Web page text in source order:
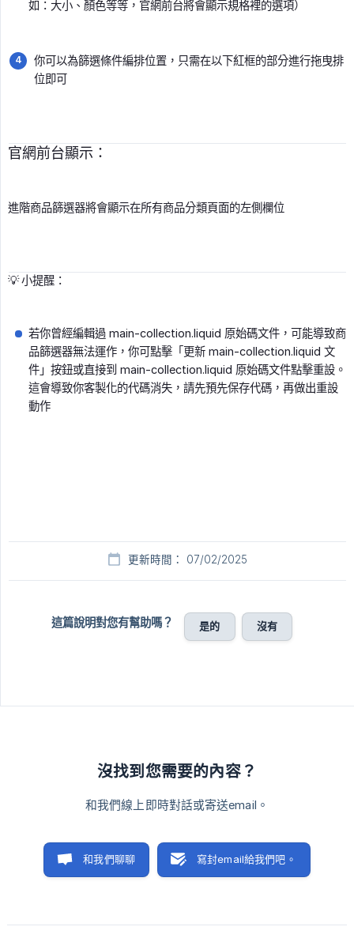
如：大小、顏色等等，官網前台將會顯示規格裡的選項）
你可以為篩選條件編排位置，只需在以下紅框的部分進行拖曳排
位即可
官網前台顯示：
進階商品篩選器將會顯示在所有商品分類頁面的左側欄位
💡 小提醒：
若你曾經編輯過 main-collection.liquid 原始碼文件，可能導致商
品篩選器無法運作，你可點擊「更新 main-collection.liquid 文
件」按鈕或直接到 main-collection.liquid 原始碼文件點擊重設。
這會導致你客製化的代碼消失，請先預先保存代碼，再做出重設
動作
更新時間： 07/02/2025
這篇說明對您有幫助嗎？ 是的 沒有
沒找到您需要的內容？
和我們線上即時對話或寄送email。
和我們聊聊 寫封email給我們吧。